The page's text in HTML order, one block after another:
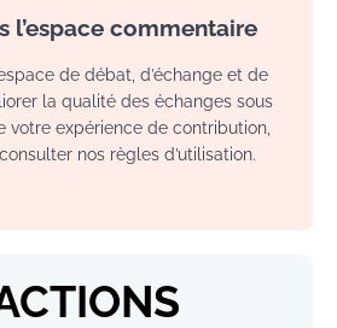
l’espace commentaire
de débat, d’échange et de
la qualité des échanges sous
votre expérience de contribution,
nos règles d’utilisation.